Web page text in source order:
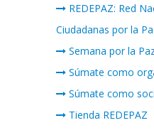
REDEPAZ: Red
Ciudadanas por la
Semana por la
Súmate como
Súmate como
Tienda REDEPAZ